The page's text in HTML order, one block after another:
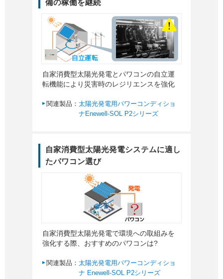
備の稼働を継続
自家消費型太陽光発電とパワコンの自立運
転機能により災害時のレジリエンスを強化
関連製品： 太陽光発電用パワーコンディショ
ナEnewell-SOL P2シリーズ
自家消費型太陽光発電システムに適し
たパワコン選び
自家消費型太陽光発電で環境への取組みを
強化する際、おすすめのパワコンは?
関連製品： 太陽光発電用パワーコンディショ
ナ Enewell-SOL P2シリーズ